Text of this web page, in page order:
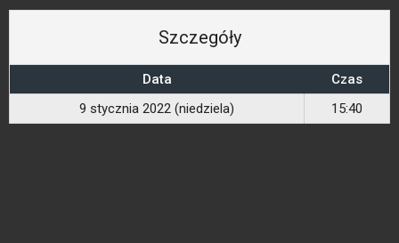
Szczegóły
Data
Czas
9 stycznia 2022 (niedziela)
15:40